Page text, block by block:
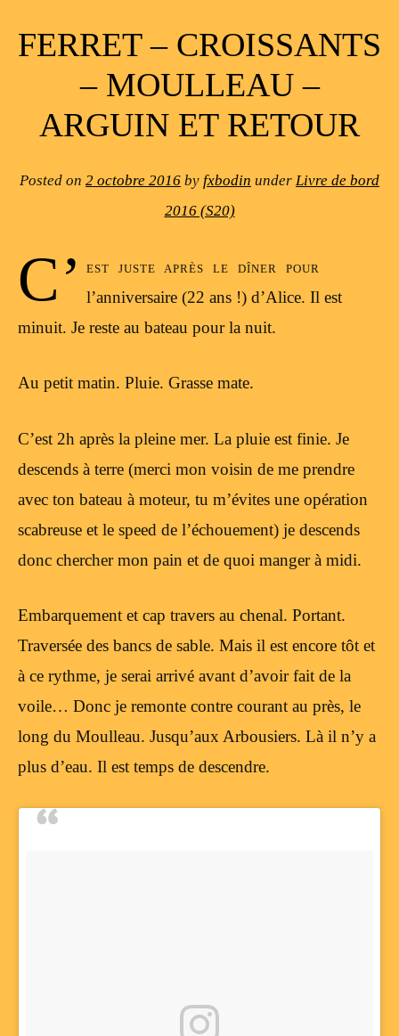
FERRET – CROISSANTS
– MOULLEAU –
ARGUIN ET RETOUR
Posted on 2 octobre 2016 by fxbodin under Livre de bord
2016 (S20)
C’ est juste après le dîner pour
l’anniversaire (22 ans !) d’Alice. Il est
minuit. Je reste au bateau pour la nuit.
Au petit matin. Pluie. Grasse mate.
C’est 2h après la pleine mer. La pluie est finie. Je
descends à terre (merci mon voisin de me prendre
avec ton bateau à moteur, tu m’évites une opération
scabreuse et le speed de l’échouement) je descends
donc chercher mon pain et de quoi manger à midi.
Embarquement et cap travers au chenal. Portant.
Traversée des bancs de sable. Mais il est encore tôt et
à ce rythme, je serai arrivé avant d’avoir fait de la
voile… Donc je remonte contre courant au près, le
long du Moulleau. Jusqu’aux Arbousiers. Là il n’y a
plus d’eau. Il est temps de descendre.